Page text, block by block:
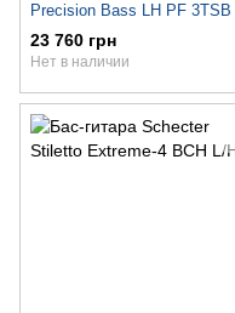
Precision Bass LH PF 3TSB
23 760 грн
Нет в наличии